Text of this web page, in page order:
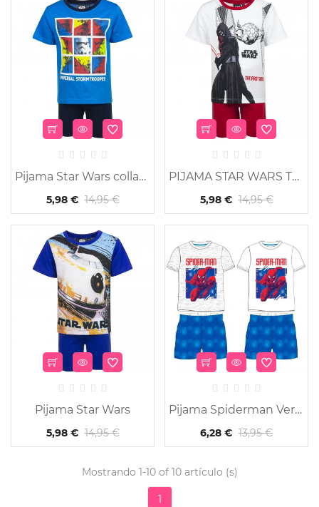
-60%
Pijama Star Wars collage
5,98 € 14,95 €
PIJAMA STAR WARS THE...
5,98 € 14,95 €
-60%
Pijama Star Wars
5,98 € 14,95 €
Pijama Spiderman Verano
6,28 € 13,95 €
Mostrando 1-10 of 10 artículo (s)
1